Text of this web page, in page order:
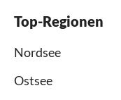
Top-Regionen
Nordsee
Ostsee